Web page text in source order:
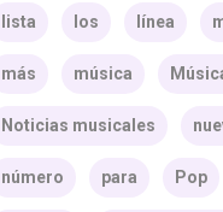
lista los línea
más música
Noticias musicales
número para Pop